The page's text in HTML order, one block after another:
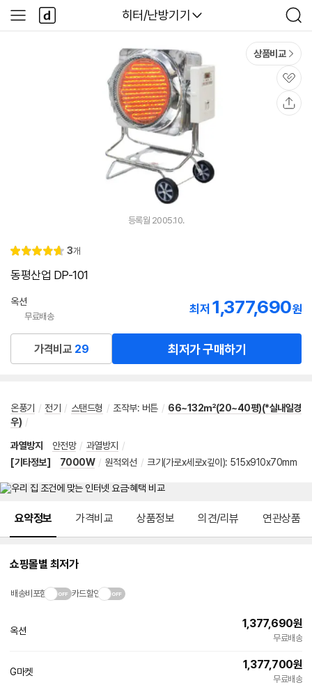
다나와
히터/난방기기
검
색
사
이
다
나
와
상품비교
관
심
등록월 2005.10.
별
4.
리
3개
동평산업 DP-101
옥션
무료배송
최저 1,377,690원
가격비교 29 최저가 구매하기
온풍기 / 전기 / 스탠드형 / 조작부: 버튼 / 66~132㎡(20~40평)(*실내일경
우) /
과열방지 안전망 / 과열방지
/
[기타정보]
7000W / 원적외선 / 크기(가로x세로x깊이): 515x910x70mm
요약정보 가격비교 상품정보 의견/리뷰 연관상품
쇼핑몰별 최저가
배송비포함 카드할인
옥션
1,377,690원
무료배송
G마켓
1,377,700원
무료배송